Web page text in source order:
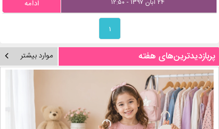
۲۴ آبان ۱۳۹۷ - ۱۲:۵۰ ادامه
۱
پربازدیدترین‌های هفته موارد بیشتر